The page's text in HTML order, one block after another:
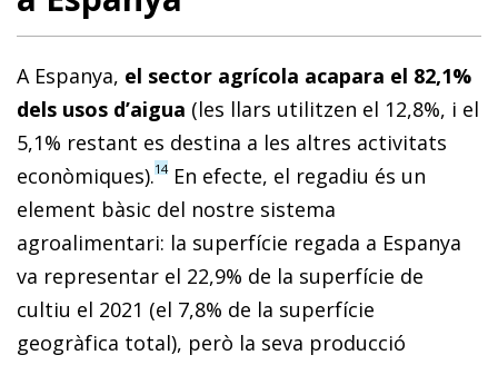
A Espanya, el sector agrícola acapara el 82,1%
dels usos d’aigua (les llars utilitzen el 12,8%, i el
5,1% restant es destina a les altres activitats
econòmiques).14En efecte, el regadiu és un
element bàsic del nostre sistema
agroalimentari: la superfície regada a Espanya
va representar el 22,9% de la superfície de
cultiu el 2021 (el 7,8% de la superfície
geogràfica total), però la seva producció